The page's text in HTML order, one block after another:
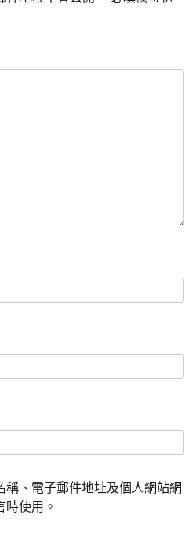
稱、電子郵件地址及個人網站網
時使用。